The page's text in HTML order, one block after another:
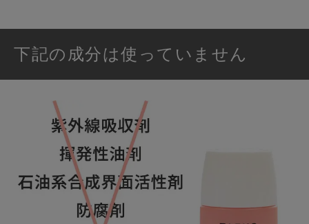
下記の成分は使っていません